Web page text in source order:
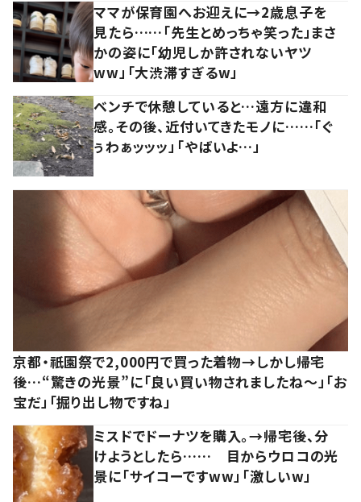
ママが保育園へお迎えに→2歳息子を
見たら……「先生とめっちゃ笑った」まさ
かの姿に「幼児しか許されないヤツ
ww」「大渋滞すぎるw」
ベンチで休憩していると…遠方に違和
感。その後、近付いてきたモノに……「ぐ
ぅわぁッッッ」「やばいよ…」
京都・祇園祭で2,000円で買った着物→しかし帰宅
後…“驚きの光景”に「良い買い物されましたね～」「お
宝だ」「掘り出し物ですね」
ミスドでドーナツを購入。→帰宅後、分
けようとしたら…… 目からウロコの光
景に「サイコーですww」「激しいw」